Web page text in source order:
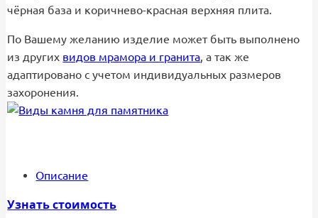
чёрная база и коричнево-красная верхняя плита.
По Вашему желанию изделие может быть выполнено
из других видов мрамора и гранита, а так же
адаптировано с учетом индивидуальных размеров
захоронения.
Описание
Узнать стоимость